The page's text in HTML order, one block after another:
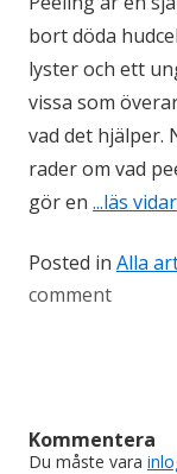
bort döda
lyster och ett
vissa som
vad det hjälper.
rader om vad
gör en ...läs
Posted in Alla
comment
Kommentera
Du måste vara